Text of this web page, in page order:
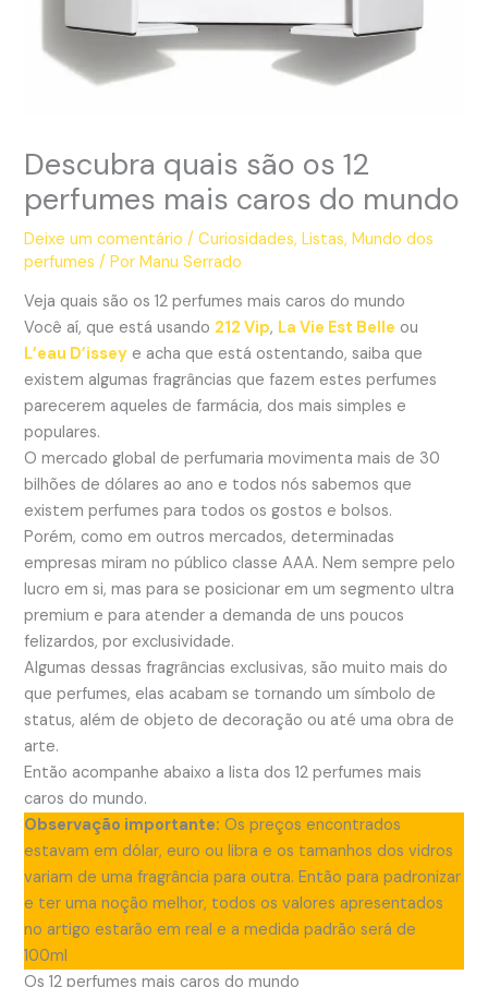
Descubra quais são os 12
perfumes mais caros do mundo
Deixe um comentário /Curiosidades,Listas,Mundo dos
perfumes / PorManu Serrado
Veja quais são os 12 perfumes mais caros do mundo
Você aí, que está usando 212 Vip, La Vie Est Belle ou
L’eau D’issey e acha que está ostentando, saiba que
existem algumas fragrâncias que fazem estes perfumes
parecerem aqueles de farmácia, dos mais simples e
populares.
O mercado global de perfumaria movimenta mais de 30
bilhões de dólares ao ano e todos nós sabemos que
existem perfumes para todos os gostos e bolsos.
Porém, como em outros mercados, determinadas
empresas miram no público classe AAA. Nem sempre pelo
lucro em si, mas para se posicionar em um segmento ultra
premium e para atender a demanda de uns poucos
felizardos, por exclusividade.
Algumas dessas fragrâncias exclusivas, são muito mais do
que perfumes, elas acabam se tornando um símbolo de
status, além de objeto de decoração ou até uma obra de
arte.
Então acompanhe abaixo a lista dos 12 perfumes mais
caros do mundo.
Observação importante: Os preços encontrados
estavam em dólar, euro ou libra e os tamanhos dos vidros
variam de uma fragrância para outra. Então para padronizar
e ter uma noção melhor, todos os valores apresentados
no artigo estarão em real e a medida padrão será de
100ml
Os 12 perfumes mais caros do mundo